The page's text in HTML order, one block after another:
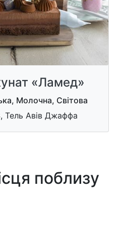
«Ламед»
Молочна, Світова
Тель Авів Джаффа
поблизу